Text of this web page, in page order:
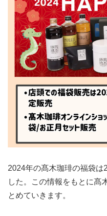
2024年の髙木珈琲の福袋は
した。この情報をもとに髙
とめていきます。